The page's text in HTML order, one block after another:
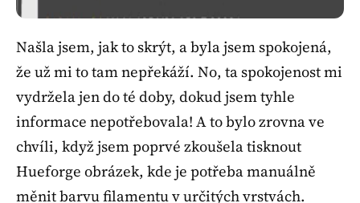
Našla jsem, jak to skrýt, a byla jsem spokojená,
že už mi to tam nepřekáží. No, ta spokojenost mi
vydržela jen do té doby, dokud jsem tyhle
informace nepotřebovala! A to bylo zrovna ve
chvíli, když jsem poprvé zkoušela tisknout
Hueforge obrázek, kde je potřeba manuálně
měnit barvu filamentu v určitých vrstvách.